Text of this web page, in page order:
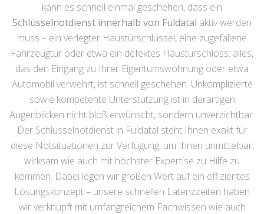
kann es schnell einmal geschehen, dass ein
Schlüsselnotdienst innerhalb von Fuldatal aktiv werden
muss – ein verlegter Haustürschlüssel, eine zugefallene
Fahrzeugtür oder etwa ein defektes Haustürschloss: alles,
das den Eingang zu Ihrer Eigentumswohnung oder etwa
Automobil verwehrt, ist schnell geschehen. Unkomplizierte
sowie kompetente Unterstützung ist in derartigen
Augenblicken nicht bloß erwünscht, sondern unverzichtbar.
Der Schlüsselnotdienst in Fuldatal steht Ihnen exakt für
diese Notsituationen zur Verfügung, um Ihnen unmittelbar,
wirksam wie auch mit höchster Expertise zu Hilfe zu
kommen. Dabei legen wir großen Wert auf ein effizientes
Lösungskonzept – unsere schnellen Latenzzeiten haben
wir verknüpft mit umfangreichem Fachwissen wie auch